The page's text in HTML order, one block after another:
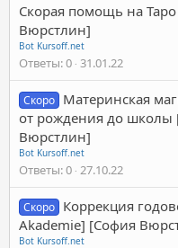
Скорая помощь на
Вюрстлин]
Bot Kursoff.net
Ответы 0 31.01.22
Скоро Материнская
от рождения до школы
Вюрстлин]
Bot Kursoff.net
Ответы 0 27.10.22
Скоро Коррекция
Akademie] [София
Bot Kursoff.net